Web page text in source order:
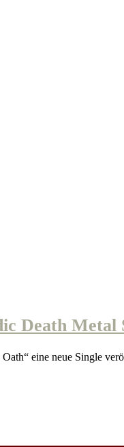
Death Metal
eine neue Single